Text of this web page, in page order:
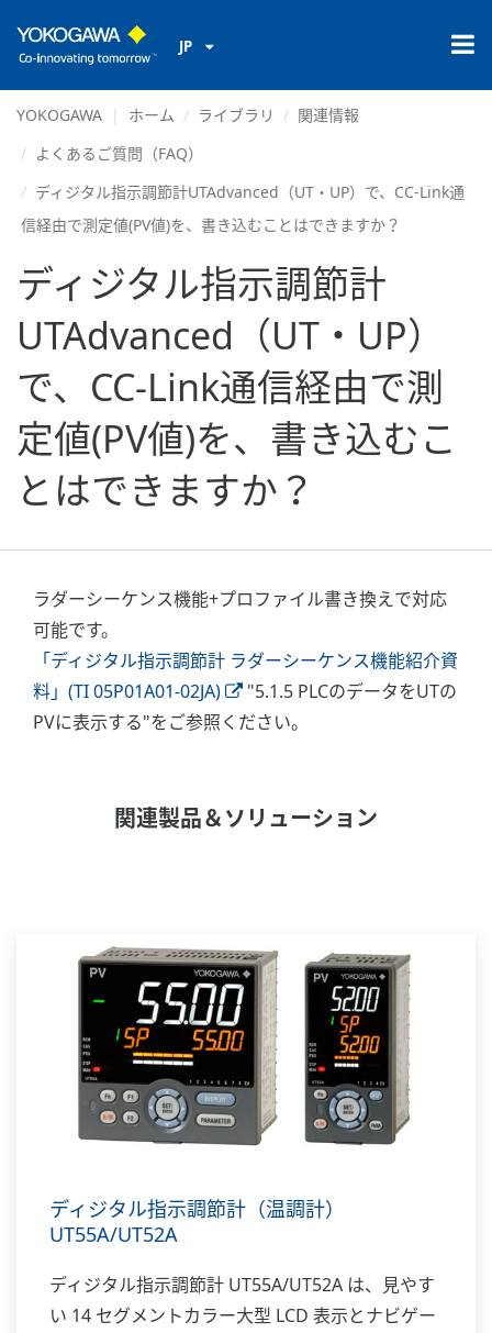
JP
YOKOGAWA ホーム ライブラリ
関連情報
よくあるご質問（FAQ）
ディジタル指示調節計UTAdvanced（UT・UP）で、CC-Link通
信経由で測定値(PV値)を、書き込むことはできますか？
ディジタル指示調節計
UTAdvanced（UT・UP）
で、CC-Link通信経由で測
定値(PV値)を、書き込むこ
とはできますか？
ラダーシーケンス機能+プロファイル書き換えで対応
可能です。
「ディジタル指示調節計 ラダーシーケンス機能紹介資
料」(TI 05P01A01-02JA)
"5.1.5 PLCのデータをUTの
PVに表示する"をご参照ください。
関連製品＆ソリューション
ディジタル指示調節計（温調計）
UT55A/UT52A
ディジタル指示調節計 UT55A/UT52A は、見やす
い 14 セグメントカラー大型 LCD 表示とナビゲー